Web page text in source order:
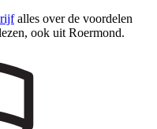
alles over de voordelen
ook uit Roermond.